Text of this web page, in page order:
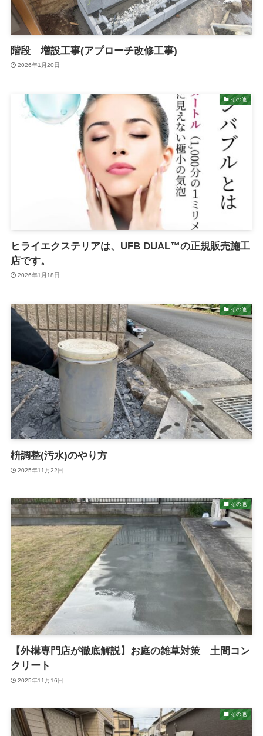
階段 増設工事(アプローチ改修工事)
2026年1月20日
その他
ヒライエクステリアは、UFB DUAL™の正規販売施工
店です。
2026年1月18日
その他
枡調整(汚水)のやり方
2025年11月22日
その他
【外構専門店が徹底解説】お庭の雑草対策 土間コン
クリート
2025年11月16日
その他